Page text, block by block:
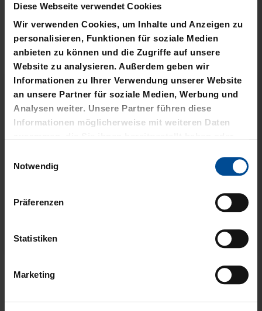
Diese Webseite verwendet Cookies
Wir verwenden Cookies, um Inhalte und Anzeigen zu
personalisieren, Funktionen für soziale Medien
anbieten zu können und die Zugriffe auf unsere
Website zu analysieren. Außerdem geben wir
Informationen zu Ihrer Verwendung unserer Website
an unsere Partner für soziale Medien, Werbung und
Analysen weiter. Unsere Partner führen diese
Informationen möglicherweise mit weiteren Daten
gesammelt haben.
Notwendig
Präferenzen
Statistiken
Marketing
PLÜSCHBALL LOGO
GROSS
14,95 €
PIZZASCHNEIDER KSC
12,95 €
Neu
SCHAL WILLI HELLBLAU
KIDS
14,95 €
SCHAL STADION BLAU-
21,95 €